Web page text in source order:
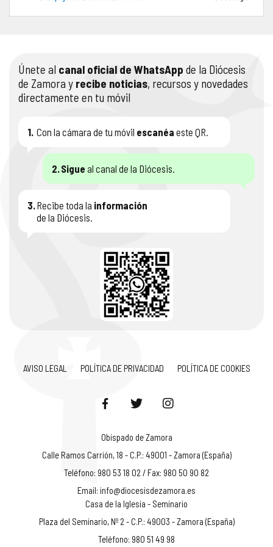
Únete al canal oficial de WhatsApp de la Diócesis
de Zamora y recibe noticias, recursos y novedades
directamente en tu móvil
1. Con la cámara de tu móvil escanéa este QR.
2.Sigue al canal de la Diócesis.
3.Recibe toda la información
de la Diócesis.
AVISO LEGAL POLÍTICA DE PRIVACIDAD POLÍTICA DE COOKIES
Obispado de Zamora
Calle Ramos Carrión, 18 - C.P.: 49001 - Zamora (España)
Teléfono: 980 53 18 02 / Fax: 980 50 90 82
Email: info@diocesisdezamora.es
Casa de la Iglesia - Seminario
Plaza del Seminario, Nº 2 - C.P.: 49003 - Zamora (España)
Teléfono: 980 51 49 98
PORTAL DE TRANSPARENCIA
APOSTOLADO SEGLAR
AUDIOS